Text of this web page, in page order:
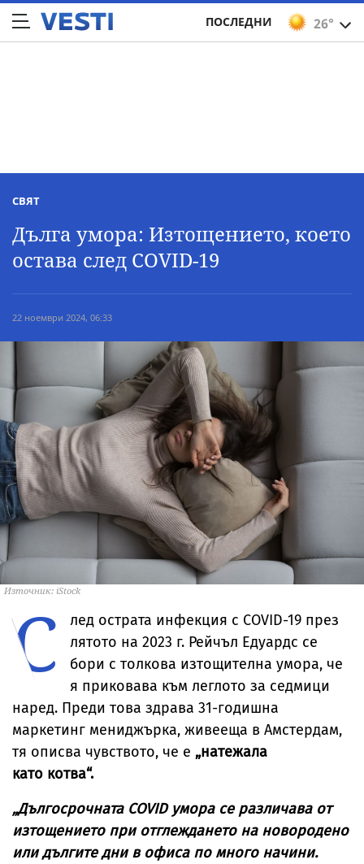
26°
ПОСЛЕДНИ
СВЯТ
Дълга умора: Изтощението, което
остава след COVID-19
22 ноември 2024, 06:33
Източник: iStock
С
лед острата инфекция с COVID-19 през
лятото на 2023 г. Рейчъл Едуардс се
бори с толкова изтощителна умора, че
я приковава към леглото за седмици
наред. Преди това здрава 31-годишна
маркетинг мениджърка, живееща в Амстердам,
тя описва чувството, че е „натежала
като котва“.
„Дългосрочната COVID умора се различава от
изтощението при отглеждането на новородено
или дългите дни в офиса по много начини.